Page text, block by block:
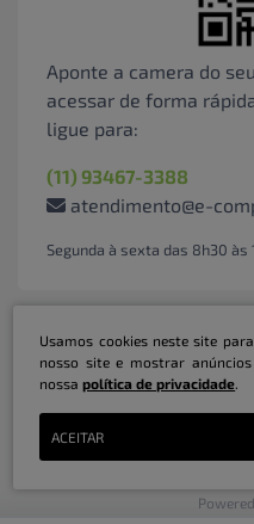
Aponte a camera do
acessar de forma
ligue para:
(11) 93467-3388
atendimento@e-
Segunda à sexta das 8h30 às
Marketplace B2B Serviços
Usamos cookies neste site
nosso site e mostrar
nossapolítica de privacidade.
ACEITAR